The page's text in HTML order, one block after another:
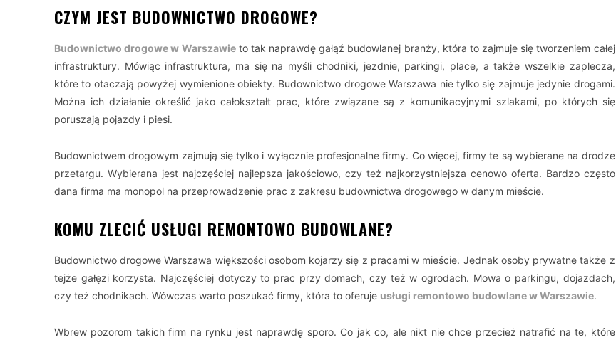
CZYM JEST BUDOWNICTWO DROGOWE?
Budownictwo drogowe w Warszawieto tak naprawdę gałąź budowlanej branży, która to zajmuje się tworzeniem całej
infrastruktury. Mówiąc infrastruktura, ma się na myśli chodniki, jezdnie, parkingi, place, a także wszelkie zaplecza,
które to otaczają powyżej wymienione obiekty. Budownictwo drogowe Warszawa nie tylko się zajmuje jedynie drogami.
Można ich działanie określić jako całokształt prac, które związane są z komunikacyjnymi szlakami, po których się
poruszają pojazdy i piesi.
Budownictwem drogowym zajmują się tylko i wyłącznie profesjonalne firmy. Co więcej, firmy te są wybierane na drodze
przetargu. Wybierana jest najczęściej najlepsza jakościowo, czy też najkorzystniejsza cenowo oferta. Bardzo często
dana firma ma monopol na przeprowadzenie prac z zakresu budownictwa drogowego w danym mieście.
KOMU ZLECIĆ USŁUGI REMONTOWO BUDOWLANE?
Budownictwo drogowe Warszawa większości osobom kojarzy się z pracami w mieście. Jednak osoby prywatne także z
tejże gałęzi korzysta. Najczęściej dotyczy to prac przy domach, czy też w ogrodach. Mowa o parkingu, dojazdach,
czy też chodnikach. Wówczas warto poszukać firmy, która to oferuje usługi remontowo budowlane w Warszawie.
Wbrew pozorom takich firm na rynku jest naprawdę sporo. Co jak co, ale nikt nie chce przecież natrafić na te, które